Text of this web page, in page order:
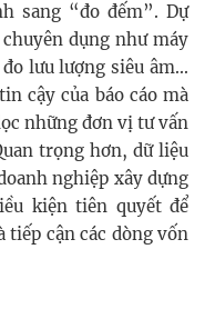
sang “đo đếm”. Dự
dụng như máy
lưu lượng siêu âm...
cậy của báo cáo mà
những đơn vị tư vấn
trọng hơn, dữ liệu
nghiệp xây dựng
kiện tiên quyết để
cận các dòng vốn